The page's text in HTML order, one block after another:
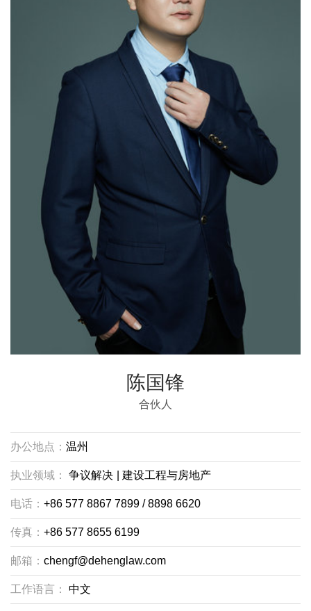
陈国锋
合伙人
办公地点： 温州
执业领域： 争议解决 建设工程与房地产
电话： +86 577 8867 7899 / 8898 6620
传真： +86 577 8655 6199
邮箱： chengf@dehenglaw.com
工作语言： 中文